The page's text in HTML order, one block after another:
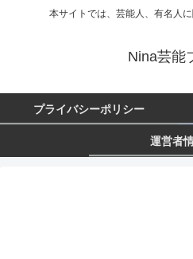
本サイトでは、芸能人、有名人
Nina芸能
プライバシーポリシー
運営者